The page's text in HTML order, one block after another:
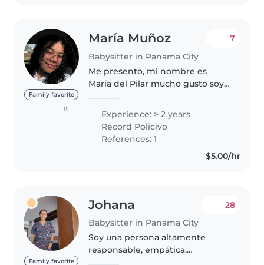
Family favorite
(1)
María Muñoz
Babysitter in Panama City
7
Me presento, mi nombre es
María del Pilar mucho gusto soy
•alegre •amorosa •paciente
•puntual •cristiana Me encantan
los..
Experience: > 2 years
Récord Policivo
References: 1
$5.00/hr
Family favorite
Johana
Babysitter in Panama City
28
Soy una persona altamente
responsable, empática,